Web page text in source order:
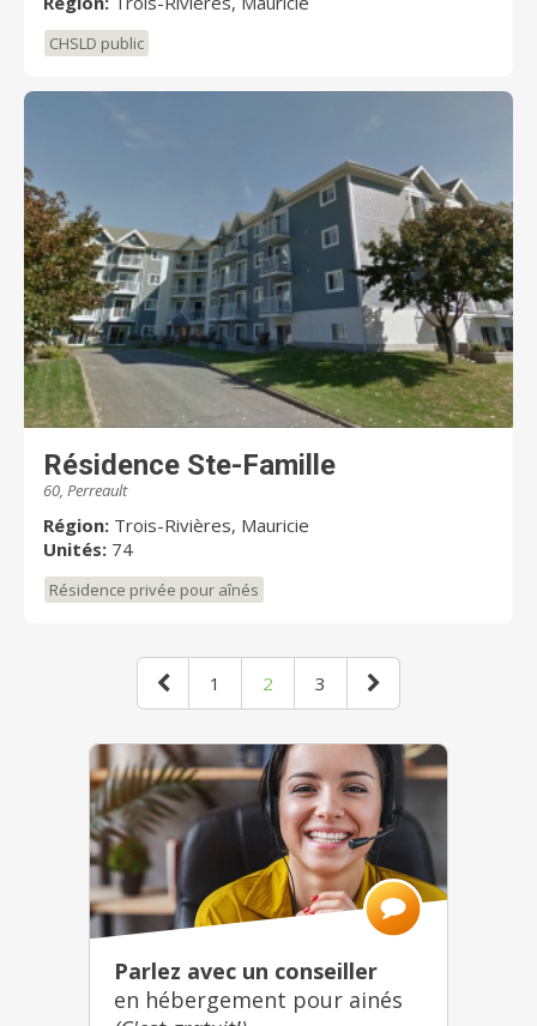
CHSLD public
Résidence Ste-Famille
60, Perreault
Région: Trois-Rivières, Mauricie
Unités: 74
Résidence privée pour aînés
1 2 3
Parlez avec un conseiller
en hébergement pour ainés